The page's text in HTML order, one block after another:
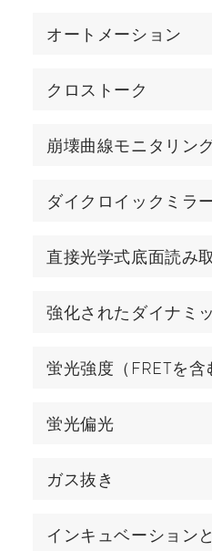
オートメーション
クロストーク
崩壊曲線モニタリン
ダイクロイックミラ
直接光学式底面読み
強化されたダイナミ
蛍光強度（FRETを含
蛍光偏光
ガス抜き
インキュベーション